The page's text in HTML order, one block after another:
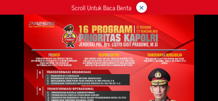
ke
Scroll Untuk Baca Berita ×